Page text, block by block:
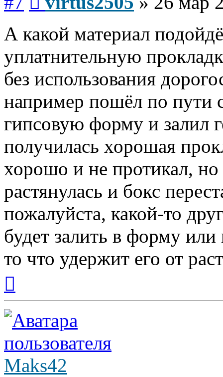
А какой материал
уплатнительную
без использования
например пошёл по пути
гипсовую форму и залил
получилась хорошая
хорошо и не протикал, но
растянулась и бокс
пожалуйста, какой-то
будет залить в форму
то что удержит его от
началу
Maks42